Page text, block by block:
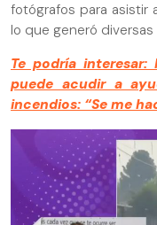
fotógrafos para asistir
lo que generó
Te podría
puede acudir a
incendios: “Se me